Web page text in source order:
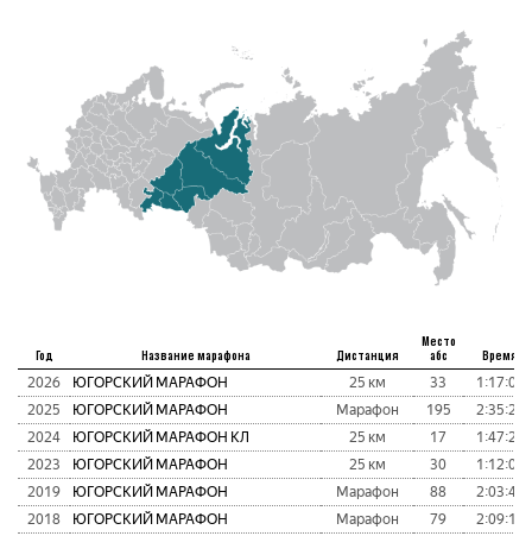
Год Название марафона Дистанция
Место
абс
Время
2026 ЮГОРСКИЙ МАРАФОН 25 км 33
1:17:01
2025
ЮГОРСКИЙ МАРАФОН Марафон 195
2:35:28
2024
ЮГОРСКИЙ МАРАФОН КЛ 25 км 17
1:47:23
2023
ЮГОРСКИЙ МАРАФОН 25 км 30
1:12:09
2019
ЮГОРСКИЙ МАРАФОН Марафон 88
2:03:48
2018
ЮГОРСКИЙ МАРАФОН Марафон 79
2:09:15